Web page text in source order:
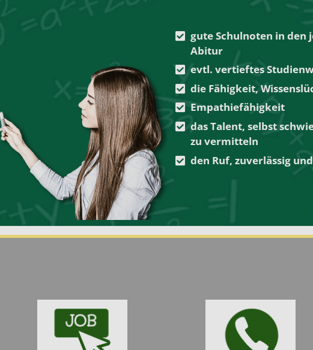
gute Schulnoten in den
Abitur
evtl. vertieftes
die Fähigkeit,
Empathiefähigkeit
das Talent, selbst
zu vermitteln
den Ruf, zuverlässig